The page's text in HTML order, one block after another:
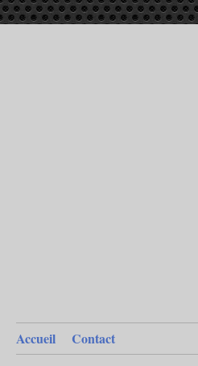
Accueil Contact